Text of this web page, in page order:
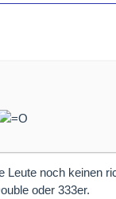
Leute noch keinen
oder 333er.